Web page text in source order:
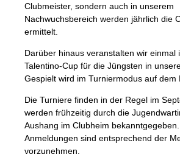
Clubmeister, sondern auch in unserem
Nachwuchsbereich werden jährlich die
ermittelt.
Darüber hinaus veranstalten wir einmal
Talentino-Cup für die Jüngsten in
Gespielt wird im Turniermodus auf dem
Die Turniere finden in der Regel im
werden frühzeitig durch die
Aushang im Clubheim bekanntgegeben.
Anmeldungen sind entsprechend der
vorzunehmen.